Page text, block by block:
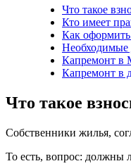
Что такое
Кто имеет
Как
Необходимые
Капремонт в
Капремонт в
Что такое
Собственники жилья,
То есть, вопрос: должны